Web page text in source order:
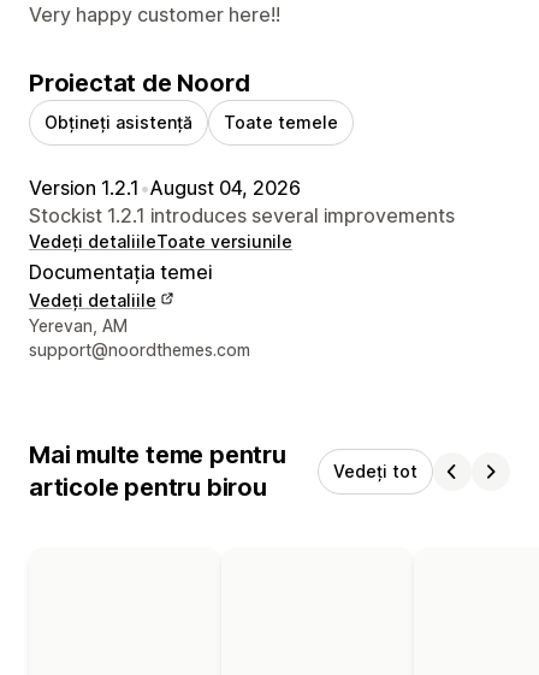
Very happy customer here!!
Proiectat de Noord
Obțineți asistență Toate temele
Version 1.2.1 •August 04, 2026
Stockist 1.2.1 introduces several improvements
Vedeți detaliileToate versiunile
Documentația temei
Vedeți detaliile
Detaliile de contact ale designerului
Yerevan, AM
support@noordthemes.com
Mai multe teme pentru
articole pentru birou
Vedeți tot